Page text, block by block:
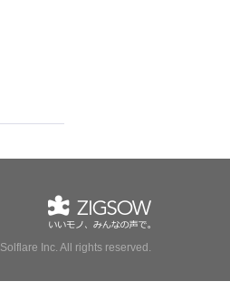
Inc. All rights reserved.